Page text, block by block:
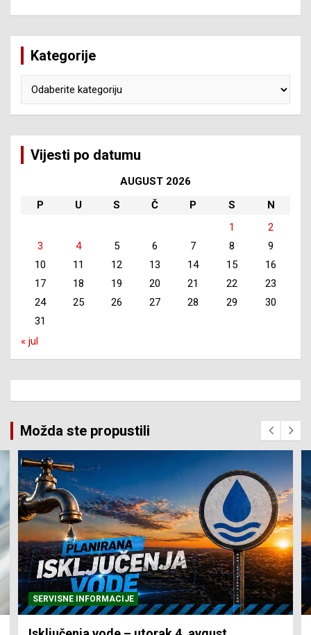
Kategorije
Vijesti po datumu
AUGUST 2026
P
U S Č P S
N
1
2
3
4 5 6 7 8
9
10
11 12 13 14 15
16
17
18 19 20 21 22
23
24
25 26 27 28 29
30
31
« jul
Možda ste propustili
SERVISNE INFORMACIJE